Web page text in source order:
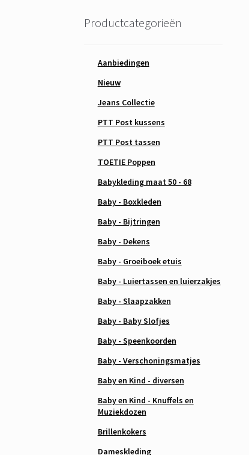
Productcategorieën
Aanbiedingen
Nieuw
Jeans Collectie
PTT Post kussens
PTT Post tassen
TOETIE Poppen
Babykleding maat 50 - 68
Baby - Boxkleden
Baby - Bijtringen
Baby - Dekens
Baby - Groeiboek etuis
Baby - Luiertassen en luierzakjes
Baby - Slaapzakken
Baby - Baby Slofjes
Baby - Speenkoorden
Baby - Verschoningsmatjes
Baby en Kind - diversen
Baby en Kind - Knuffels en
Muziekdozen
Brillenkokers
Dameskleding